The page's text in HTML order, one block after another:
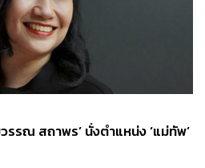
รรณ สถาพร’ นั่งตำแหน่ง ‘แม่ทัพ’